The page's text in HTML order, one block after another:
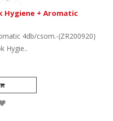
Hygiene + Aromatic
4db/csom.-(ZR200920)
Hygie..